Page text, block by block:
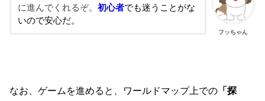
フッちゃん
に進んでくれるぞ。 初心者でも迷うことがな
いので安心だ。
なお、ゲームを進めると、ワールドマップ上での 「探